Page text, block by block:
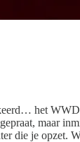
het
maar
die je opzet.